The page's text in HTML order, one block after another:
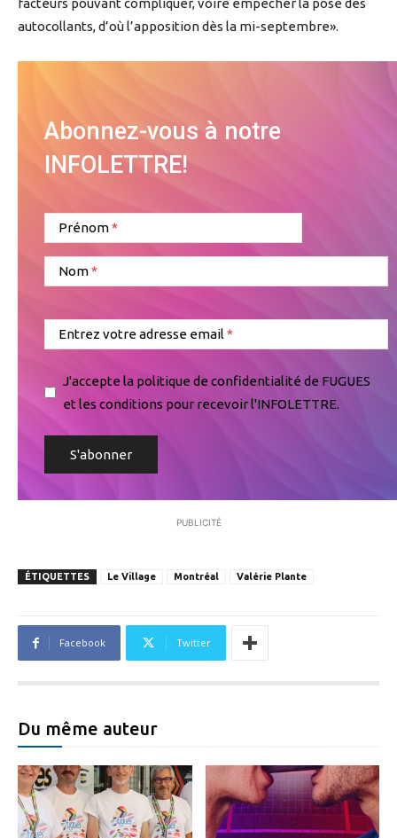
autocollants, d’où l’apposition dès la mi-septembre».
Abonnez-vous à notre
INFOLETTRE!
Prénom
Nom
Entrez votre adresse email
J'accepte la politique de confidentialité de FUGUES
et les conditions pour recevoir l'INFOLETTRE.
PUBLICITÉ
ÉTIQUETTES Le Village Montréal Valérie Plante
Facebook Twitter
Du même auteur